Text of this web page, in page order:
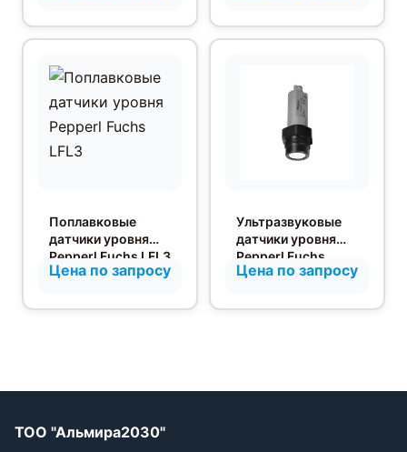
Поплавковые
датчики уровня
Pepperl Fuchs LFL3
Цена по запросу
Ультразвуковые
датчики уровня
Pepperl Fuchs
LUC4T
Цена по запросу
ТОО "Альмира2030"